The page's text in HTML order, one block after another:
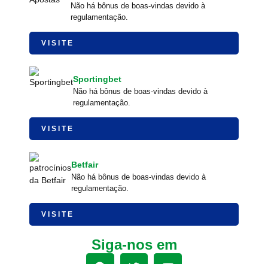
Não há bônus de boas-vindas devido à
regulamentação.
VISITE
Sportingbet
Não há bônus de boas-vindas devido à
regulamentação.
VISITE
Betfair
Não há bônus de boas-vindas devido à
regulamentação.
VISITE
Siga-nos em